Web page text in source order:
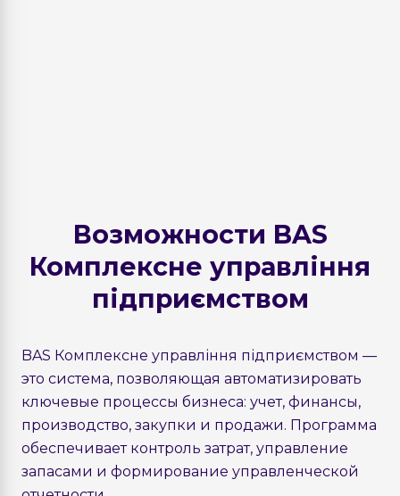
Возможности BAS
Комплексне управління
підприємством
BAS Комплексне управління підприємством —
это система, позволяющая автоматизировать
ключевые процессы бизнеса: учет, финансы,
производство, закупки и продажи. Программа
обеспечивает контроль затрат, управление
запасами и формирование управленческой